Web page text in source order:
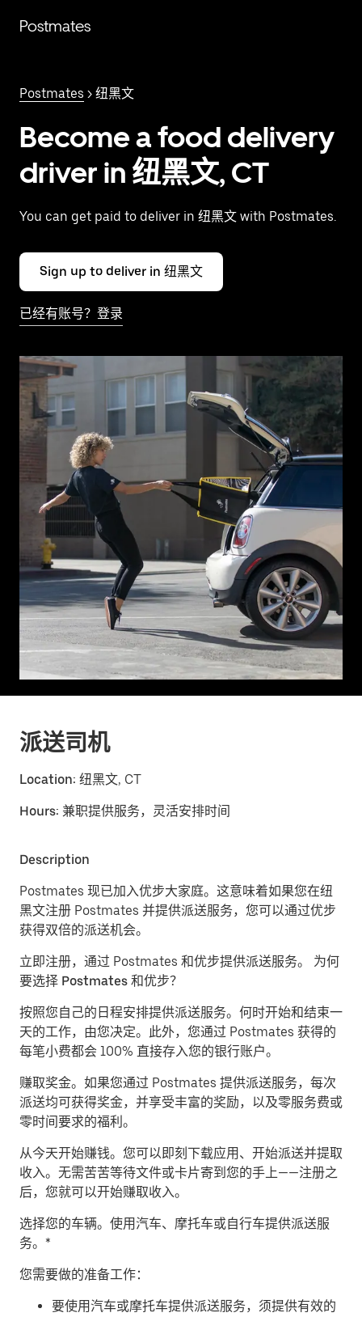
Postmates
Postmates > 纽黑文
Become a food delivery
driver in 纽黑文, CT
You can get paid to deliver in 纽黑文 with Postmates.
Sign up to deliver in 纽黑文
已经有账号？登录
派送司机
Location: 纽黑文, CT
Hours: 兼职提供服务，灵活安排时间
Description
Postmates 现已加入优步大家庭。这意味着如果您在纽
黑文注册 Postmates 并提供派送服务，您可以通过优步
获得双倍的派送机会。
立即注册，通过 Postmates 和优步提供派送服务。 为何
要选择 Postmates 和优步？
按照您自己的日程安排提供派送服务。 何时开始和结束一
天的工作，由您决定。此外，您通过 Postmates 获得的
每笔小费都会 100% 直接存入您的银行账户。
赚取奖金。 如果您通过 Postmates 提供派送服务，每次
派送均可获得奖金，并享受丰富的奖励，以及零服务费或
零时间要求的福利。
从今天开始赚钱。 您可以即刻下载应用、开始派送并提取
收入。无需苦苦等待文件或卡片寄到您的手上——注册之
后，您就可以开始赚取收入。
​选择您的车辆。使用汽车、摩托车或自行车提供派送服
务。*
您需要做的准备工作：
要使用汽车或摩托车提供派送服务，须提供有效的